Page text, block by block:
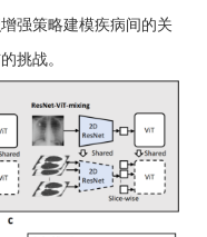
强策略建模疾病间的关
挑战。